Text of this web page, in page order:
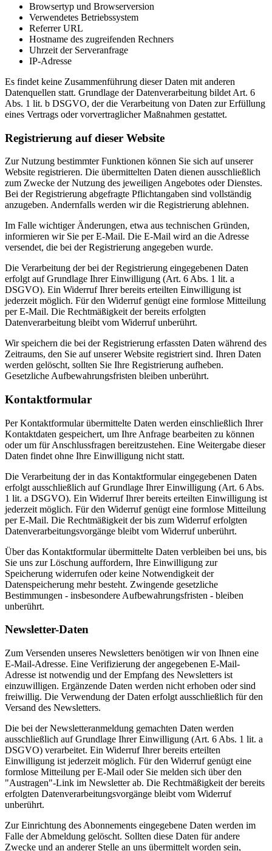
Browsertyp und Browserversion
Verwendetes Betriebssystem
Referrer URL
Hostname des zugreifenden Rechners
Uhrzeit der Serveranfrage
IP-Adresse
Es findet keine Zusammenführung dieser Daten mit anderen
Datenquellen statt. Grundlage der Datenverarbeitung bildet Art. 6
Abs. 1 lit. b DSGVO, der die Verarbeitung von Daten zur Erfüllung
eines Vertrags oder vorvertraglicher Maßnahmen gestattet.
Registrierung auf dieser Website
Zur Nutzung bestimmter Funktionen können Sie sich auf unserer
Website registrieren. Die übermittelten Daten dienen ausschließlich
zum Zwecke der Nutzung des jeweiligen Angebotes oder Dienstes.
Bei der Registrierung abgefragte Pflichtangaben sind vollständig
anzugeben. Andernfalls werden wir die Registrierung ablehnen.
Im Falle wichtiger Änderungen, etwa aus technischen Gründen,
informieren wir Sie per E-Mail. Die E-Mail wird an die Adresse
versendet, die bei der Registrierung angegeben wurde.
Die Verarbeitung der bei der Registrierung eingegebenen Daten
erfolgt auf Grundlage Ihrer Einwilligung (Art. 6 Abs. 1 lit. a
DSGVO). Ein Widerruf Ihrer bereits erteilten Einwilligung ist
jederzeit möglich. Für den Widerruf genügt eine formlose Mitteilung
per E-Mail. Die Rechtmäßigkeit der bereits erfolgten
Datenverarbeitung bleibt vom Widerruf unberührt.
Wir speichern die bei der Registrierung erfassten Daten während des
Zeitraums, den Sie auf unserer Website registriert sind. Ihren Daten
werden gelöscht, sollten Sie Ihre Registrierung aufheben.
Gesetzliche Aufbewahrungsfristen bleiben unberührt.
Kontaktformular
Per Kontaktformular übermittelte Daten werden einschließlich Ihrer
Kontaktdaten gespeichert, um Ihre Anfrage bearbeiten zu können
oder um für Anschlussfragen bereitzustehen. Eine Weitergabe dieser
Daten findet ohne Ihre Einwilligung nicht statt.
Die Verarbeitung der in das Kontaktformular eingegebenen Daten
erfolgt ausschließlich auf Grundlage Ihrer Einwilligung (Art. 6 Abs.
1 lit. a DSGVO). Ein Widerruf Ihrer bereits erteilten Einwilligung ist
jederzeit möglich. Für den Widerruf genügt eine formlose Mitteilung
per E-Mail. Die Rechtmäßigkeit der bis zum Widerruf erfolgten
Datenverarbeitungsvorgänge bleibt vom Widerruf unberührt.
Über das Kontaktformular übermittelte Daten verbleiben bei uns, bis
Sie uns zur Löschung auffordern, Ihre Einwilligung zur
Speicherung widerrufen oder keine Notwendigkeit der
Datenspeicherung mehr besteht. Zwingende gesetzliche
Bestimmungen - insbesondere Aufbewahrungsfristen - bleiben
unberührt.
Newsletter-Daten
Zum Versenden unseres Newsletters benötigen wir von Ihnen eine
E-Mail-Adresse. Eine Verifizierung der angegebenen E-Mail-
Adresse ist notwendig und der Empfang des Newsletters ist
einzuwilligen. Ergänzende Daten werden nicht erhoben oder sind
freiwillig. Die Verwendung der Daten erfolgt ausschließlich für den
Versand des Newsletters.
Die bei der Newsletteranmeldung gemachten Daten werden
ausschließlich auf Grundlage Ihrer Einwilligung (Art. 6 Abs. 1 lit. a
DSGVO) verarbeitet. Ein Widerruf Ihrer bereits erteilten
Einwilligung ist jederzeit möglich. Für den Widerruf genügt eine
formlose Mitteilung per E-Mail oder Sie melden sich über den
"Austragen"-Link im Newsletter ab. Die Rechtmäßigkeit der bereits
erfolgten Datenverarbeitungsvorgänge bleibt vom Widerruf
unberührt.
Zur Einrichtung des Abonnements eingegebene Daten werden im
Falle der Abmeldung gelöscht. Sollten diese Daten für andere
Zwecke und an anderer Stelle an uns übermittelt worden sein,